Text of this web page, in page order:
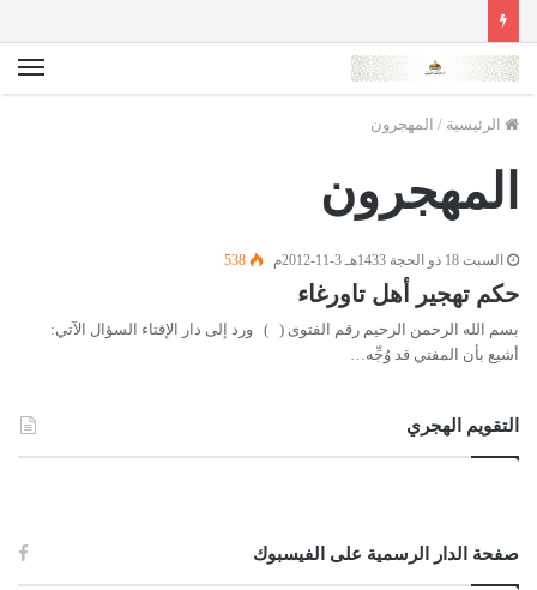
الرئيسية / المهجرون
المهجرون
السبت 18 ذو الحجة 1433هـ 3-11-2012م 538
حكم تهجير أهل تاورغاء
بسم الله الرحمن الرحيم رقم الفتوى ( ) ورد إلى دار الإفتاء السؤال الآتي:
أشيع بأن المفتي قد وُجِّه…
التقويم الهجري
صفحة الدار الرسمية على الفيسبوك